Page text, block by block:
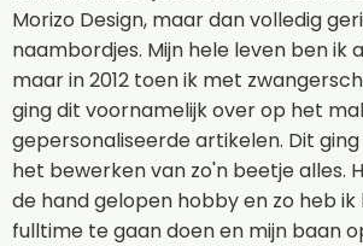
Morizo Design, maar dan volledig
naambordjes. Mijn hele leven ben ik
maar in 2012 toen ik met
ging dit voornamelijk over op het
gepersonaliseerde artikelen. Dit
het bewerken van zo'n beetje alles.
de hand gelopen hobby en zo heb
fulltime te gaan doen en mijn baan